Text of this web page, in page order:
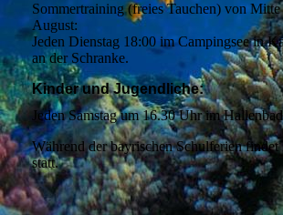
Sommertraining (freies Tauchen) von
August:
Jeden Dienstag 18:00 im Campingsee in
an der Schranke.
Kinder und Jugendliche:
Jeden Samstag um 16.30 Uhr im
Während der bayrischen Schulferien
statt.